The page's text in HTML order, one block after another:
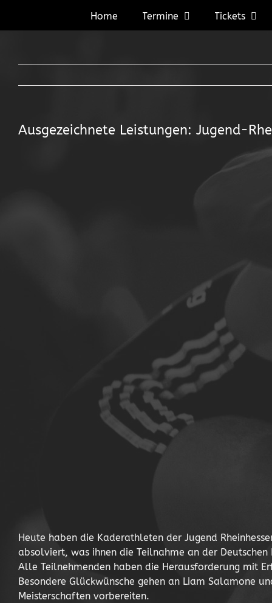
Home Termine Tickets
Ausgezeichnete Leistungen: Jugend-
Heute haben die Kaderathleten der Jugend
absolviert, was ihnen die Teilnahme an der
Alle Teilnehmenden haben die Herausforderung mit
Besondere Glückwünsche gehen an Liam Salamone
Meisterschaften vorbereiten.